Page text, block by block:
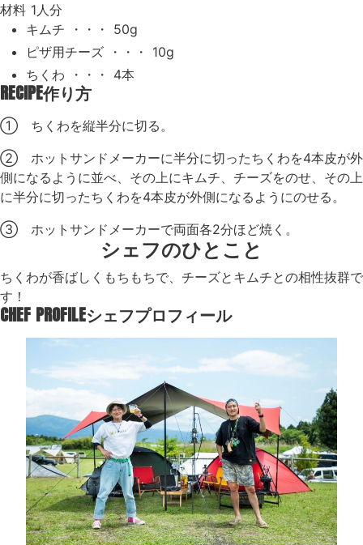
材料 1人分
キムチ ・・・ 50g
ピザ用チーズ ・・・ 10g
ちくわ ・・・ 4本
RECIPE作り方
① ちくわを縦半分に切る。
② ホットサンドメーカーに半分に切ったちくわを4本皮が外
側になるように並べ、その上にキムチ、チーズをのせ、その上
に半分に切ったちくわを4本皮が外側になるようにのせる。
③ ホットサンドメーカーで両面各2分ほど焼く。
シェフのひとこと
ちくわが香ばしくもちもちで、チーズとキムチとの相性抜群で
す！
CHEF PROFILEシェフプロフィール